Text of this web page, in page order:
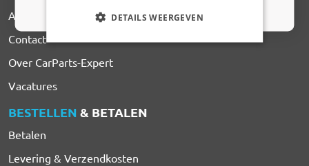
Automerken
Contact
Over CarParts-Expert
Vacatures
BESTELLEN & BETALEN
Betalen
Levering & Verzendkosten
DETAILS WEERGEVEN